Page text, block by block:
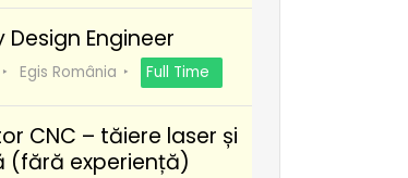
Design Engineer
Egis România Full Time
CNC – tăiere laser și
(fără experiență)